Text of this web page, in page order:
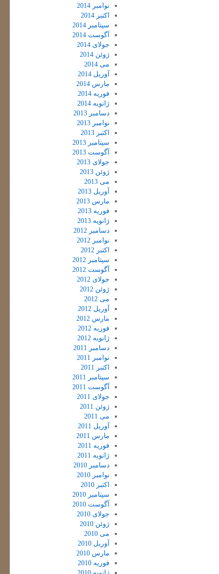
نوامبر 2014
اکتبر 2014
سپتامبر 2014
آگوست 2014
جولای 2014
ژوئن 2014
می 2014
آوریل 2014
مارس 2014
فوریه 2014
ژانویه 2014
دسامبر 2013
نوامبر 2013
اکتبر 2013
سپتامبر 2013
آگوست 2013
جولای 2013
ژوئن 2013
می 2013
آوریل 2013
مارس 2013
فوریه 2013
ژانویه 2013
دسامبر 2012
نوامبر 2012
اکتبر 2012
سپتامبر 2012
آگوست 2012
جولای 2012
ژوئن 2012
می 2012
آوریل 2012
مارس 2012
فوریه 2012
ژانویه 2012
دسامبر 2011
نوامبر 2011
اکتبر 2011
سپتامبر 2011
آگوست 2011
جولای 2011
ژوئن 2011
می 2011
آوریل 2011
مارس 2011
فوریه 2011
ژانویه 2011
دسامبر 2010
نوامبر 2010
اکتبر 2010
سپتامبر 2010
آگوست 2010
جولای 2010
ژوئن 2010
می 2010
آوریل 2010
مارس 2010
فوریه 2010